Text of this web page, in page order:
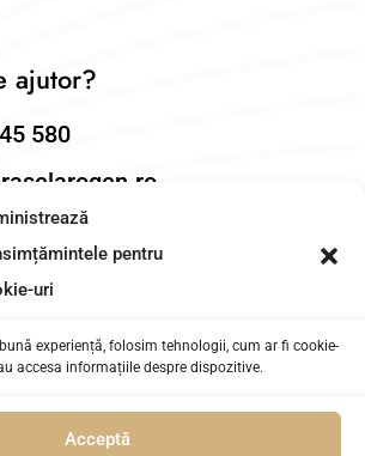
pentru
uri
experiență, folosim tehnologii, cum ar fi cookie-
accesa informațiile despre dispozitive.
Acceptă
ajutor?
580
Transformational. Powered by